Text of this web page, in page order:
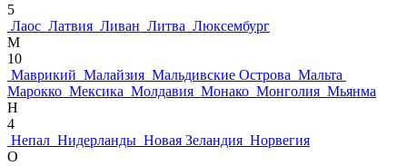
5
Лаос Латвия Ливан Литва Люксембург
М
10
Маврикий Малайзия Мальдивские Острова Мальта
Марокко Мексика Молдавия Монако Монголия Мьянма
Н
4
Непал Нидерланды Новая Зеландия Норвегия
О